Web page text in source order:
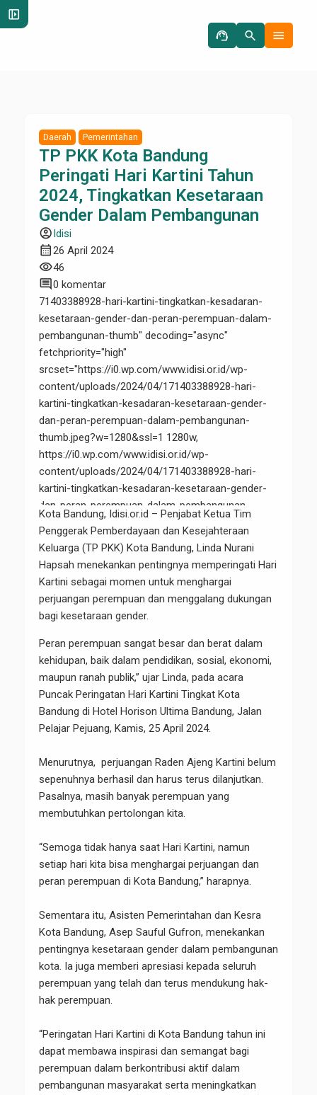
support_agent search menu
Daerah Pemerintahan
TP PKK Kota Bandung
Peringati Hari Kartini Tahun
2024, Tingkatkan Kesetaraan
Gender Dalam Pembangunan
account_circleIdisi
calendar_month26 April 2024
visibility46
comment0 komentar
71403388928-hari-kartini-tingkatkan-kesadaran-
kesetaraan-gender-dan-peran-perempuan-dalam-
pembangunan-thumb" decoding="async"
fetchpriority="high"
srcset="https://i0.wp.com/www.idisi.or.id/wp-
content/uploads/2024/04/171403388928-hari-
kartini-tingkatkan-kesadaran-kesetaraan-gender-
dan-peran-perempuan-dalam-pembangunan-
thumb.jpeg?w=1280&ssl=1 1280w,
https://i0.wp.com/www.idisi.or.id/wp-
content/uploads/2024/04/171403388928-hari-
kartini-tingkatkan-kesadaran-kesetaraan-gender-
dan-peran-perempuan-dalam-pembangunan-
thumb.jpeg?resize=300%2C200&ssl=1 300w,
https://i0.wp.com/www.idisi.or.id/wp-
content/uploads/2024/04/171403388928-hari-
kartini-tingkatkan-kesadaran-kesetaraan-gender-
dan-peran-perempuan-dalam-pembangunan-
thumb.jpeg?resize=1024%2C682&ssl=1 1024w,
https://i0.wp.com/www.idisi.or.id/wp-
content/uploads/2024/04/171403388928-hari-
kartini-tingkatkan-kesadaran-kesetaraan-gender-
dan-peran-perempuan-dalam-pembangunan-
thumb.jpeg?resize=768%2C512&ssl=1 768w"
sizes="(max-width: 1280px) 100vw, 1280px" data-
hero-candidate="" />
Kota Bandung, Idisi.or.id – Penjabat Ketua Tim
Penggerak Pemberdayaan dan Kesejahteraan
Keluarga (TP PKK) Kota Bandung, Linda Nurani
Hapsah menekankan pentingnya memperingati Hari
Kartini sebagai momen untuk menghargai
perjuangan perempuan dan menggalang dukungan
bagi kesetaraan gender.
Peran perempuan sangat besar dan berat dalam
kehidupan, baik dalam pendidikan, sosial, ekonomi,
maupun ranah publik,” ujar Linda, pada acara
Puncak Peringatan Hari Kartini Tingkat Kota
Bandung di Hotel Horison Ultima Bandung, Jalan
Pelajar Pejuang, Kamis, 25 April 2024.
Menurutnya, perjuangan Raden Ajeng Kartini belum
sepenuhnya berhasil dan harus terus dilanjutkan.
Pasalnya, masih banyak perempuan yang
membutuhkan pertolongan kita.
“Semoga tidak hanya saat Hari Kartini, namun
setiap hari kita bisa menghargai perjuangan dan
peran perempuan di Kota Bandung,” harapnya.
Sementara itu, Asisten Pemerintahan dan Kesra
Kota Bandung, Asep Sauful Gufron, menekankan
pentingnya kesetaraan gender dalam pembangunan
kota. Ia juga memberi apresiasi kepada seluruh
perempuan yang telah dan terus mendukung hak-
hak perempuan.
“Peringatan Hari Kartini di Kota Bandung tahun ini
dapat membawa inspirasi dan semangat bagi
perempuan dalam berkontribusi aktif dalam
pembangunan masyarakat serta meningkatkan
left_panel_open